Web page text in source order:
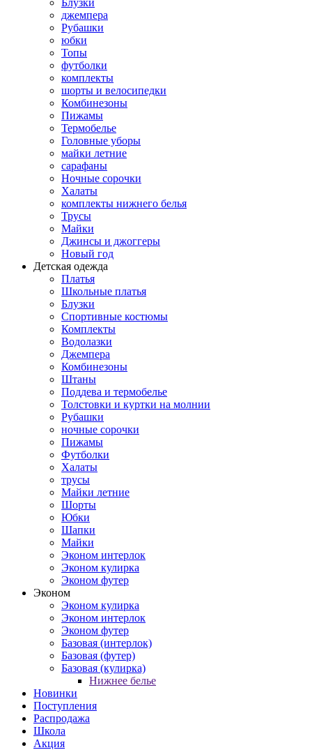
Блузки
джемпера
Рубашки
юбки
Топы
футболки
комплекты
шорты и велосипедки
Комбинезоны
Пижамы
Термобелье
Головные уборы
майки летние
сарафаны
Ночные сорочки
Халаты
комплекты нижнего белья
Трусы
Майки
Джинсы и джоггеры
Новый год
Детская одежда
Платья
Школьные платья
Блузки
Спортивные костюмы
Комплекты
Водолазки
Джемпера
Комбинезоны
Штаны
Поддева и термобелье
Толстовки и куртки на молнии
Рубашки
ночные сорочки
Пижамы
Футболки
Халаты
трусы
Майки летние
Шорты
Юбки
Шапки
Майки
Эконом интерлок
Эконом кулирка
Эконом футер
Эконом
Эконом кулирка
Эконом интерлок
Эконом футер
Базовая (интерлок)
Базовая (футер)
Базовая (кулирка)
Нижнее белье
Новинки
Поступления
Распродажа
Школа
Акция